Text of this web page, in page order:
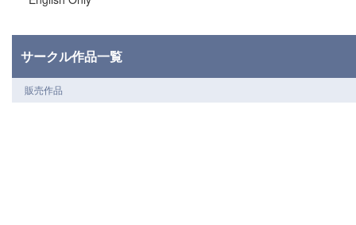
サークル作品一覧
販売作品